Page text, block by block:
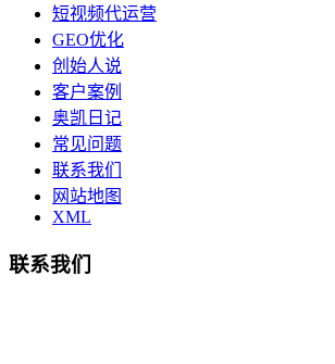
短视频代运营
GEO优化
创始人说
客户案例
奥凯日记
常见问题
联系我们
网站地图
XML
联系我们